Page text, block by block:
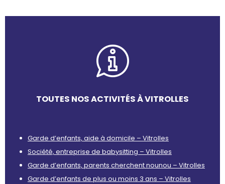
TOUTES NOS ACTIVITÉS À VITROLLES
Garde d’enfants, aide à domicile – Vitrolles
Société, entreprise de babysitting – Vitrolles
Garde d’enfants, parents cherchent nounou – Vitrolles
Garde d’enfants de plus ou moins 3 ans – Vitrolles